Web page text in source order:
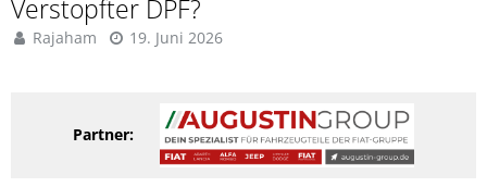
Verstopfter DPF?
Rajaham 19. Juni 2026
Partner: